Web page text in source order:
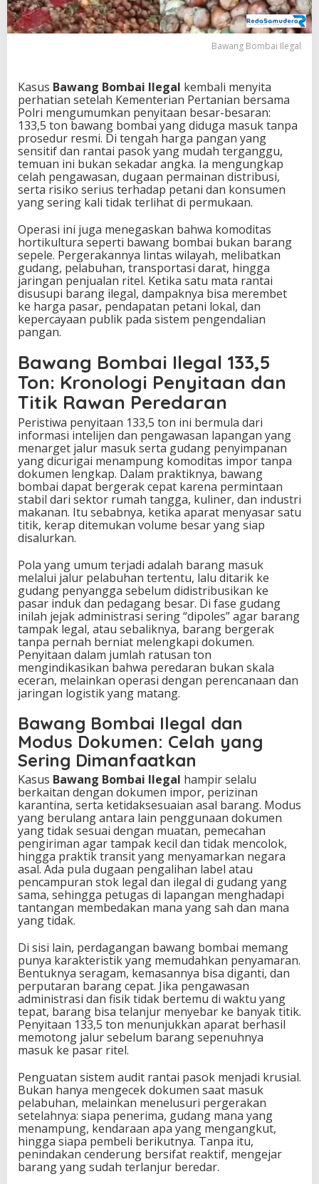
,
5
T
i
s
i
t
a
K
e
m
e
n
a
n
-
P
o
l
r
i
Bawang Bombai Ilegal
Kasus Bawang Bombai Ilegal kembali menyita
perhatian setelah Kementerian Pertanian bersama
Polri mengumumkan penyitaan besar-besaran:
133,5 ton bawang bombai yang diduga masuk tanpa
prosedur resmi. Di tengah harga pangan yang
sensitif dan rantai pasok yang mudah terganggu,
temuan ini bukan sekadar angka. Ia mengungkap
celah pengawasan, dugaan permainan distribusi,
serta risiko serius terhadap petani dan konsumen
yang sering kali tidak terlihat di permukaan.
Operasi ini juga menegaskan bahwa komoditas
hortikultura seperti bawang bombai bukan barang
sepele. Pergerakannya lintas wilayah, melibatkan
gudang, pelabuhan, transportasi darat, hingga
jaringan penjualan ritel. Ketika satu mata rantai
disusupi barang ilegal, dampaknya bisa merembet
ke harga pasar, pendapatan petani lokal, dan
kepercayaan publik pada sistem pengendalian
pangan.
Bawang Bombai Ilegal 133,5
Ton: Kronologi Penyitaan dan
Titik Rawan Peredaran
Peristiwa penyitaan 133,5 ton ini bermula dari
informasi intelijen dan pengawasan lapangan yang
menarget jalur masuk serta gudang penyimpanan
yang dicurigai menampung komoditas impor tanpa
dokumen lengkap. Dalam praktiknya, bawang
bombai dapat bergerak cepat karena permintaan
stabil dari sektor rumah tangga, kuliner, dan industri
makanan. Itu sebabnya, ketika aparat menyasar satu
titik, kerap ditemukan volume besar yang siap
disalurkan.
Pola yang umum terjadi adalah barang masuk
melalui jalur pelabuhan tertentu, lalu ditarik ke
gudang penyangga sebelum didistribusikan ke
pasar induk dan pedagang besar. Di fase gudang
inilah jejak administrasi sering “dipoles” agar barang
tampak legal, atau sebaliknya, barang bergerak
tanpa pernah berniat melengkapi dokumen.
Penyitaan dalam jumlah ratusan ton
mengindikasikan bahwa peredaran bukan skala
eceran, melainkan operasi dengan perencanaan dan
jaringan logistik yang matang.
Bawang Bombai Ilegal dan
Modus Dokumen: Celah yang
Sering Dimanfaatkan
Kasus Bawang Bombai Ilegal hampir selalu
berkaitan dengan dokumen impor, perizinan
karantina, serta ketidaksesuaian asal barang. Modus
yang berulang antara lain penggunaan dokumen
yang tidak sesuai dengan muatan, pemecahan
pengiriman agar tampak kecil dan tidak mencolok,
hingga praktik transit yang menyamarkan negara
asal. Ada pula dugaan pengalihan label atau
pencampuran stok legal dan ilegal di gudang yang
sama, sehingga petugas di lapangan menghadapi
tantangan membedakan mana yang sah dan mana
yang tidak.
Di sisi lain, perdagangan bawang bombai memang
punya karakteristik yang memudahkan penyamaran.
Bentuknya seragam, kemasannya bisa diganti, dan
perputaran barang cepat. Jika pengawasan
administrasi dan fisik tidak bertemu di waktu yang
tepat, barang bisa telanjur menyebar ke banyak titik.
Penyitaan 133,5 ton menunjukkan aparat berhasil
memotong jalur sebelum barang sepenuhnya
masuk ke pasar ritel.
Penguatan sistem audit rantai pasok menjadi krusial.
Bukan hanya mengecek dokumen saat masuk
pelabuhan, melainkan menelusuri pergerakan
setelahnya: siapa penerima, gudang mana yang
menampung, kendaraan apa yang mengangkut,
hingga siapa pembeli berikutnya. Tanpa itu,
penindakan cenderung bersifat reaktif, mengejar
barang yang sudah terlanjur beredar.